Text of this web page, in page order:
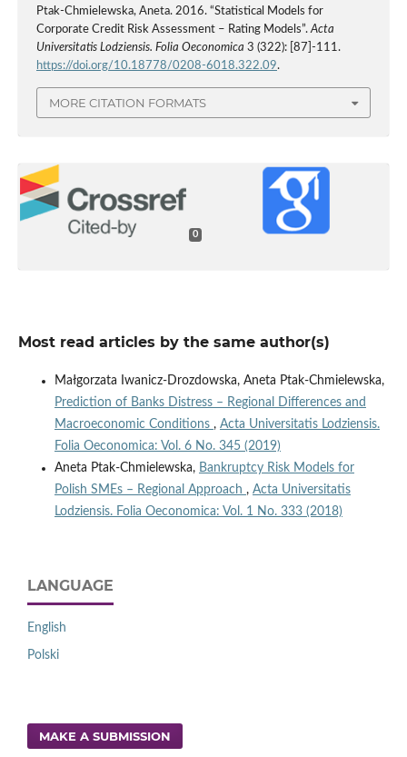
Ptak-Chmielewska, Aneta. 2016. “Statistical Models for
Corporate Credit Risk Assessment – Rating Models”.Acta
Universitatis Lodziensis. Folia Oeconomica 3 (322): [87]-111.
https://doi.org/10.18778/0208-6018.322.09.
MORE CITATION FORMATS
0
Most read articles by the same author(s)
Małgorzata Iwanicz-Drozdowska, Aneta Ptak-Chmielewska,
Prediction of Banks Distress – Regional Differences and
Macroeconomic Conditions , Acta Universitatis Lodziensis.
Folia Oeconomica: Vol. 6 No. 345 (2019)
Aneta Ptak-Chmielewska, Bankruptcy Risk Models for
Polish SMEs – Regional Approach , Acta Universitatis
Lodziensis. Folia Oeconomica: Vol. 1 No. 333 (2018)
LANGUAGE
English
Polski
MAKE A SUBMISSION